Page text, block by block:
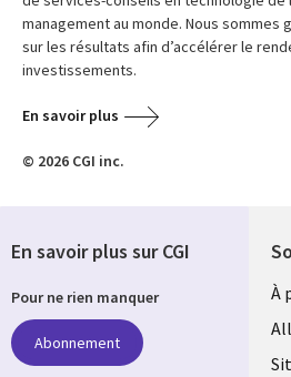
management au monde. Nous sommes
sur les résultats afin d’accélérer le
investissements.
En savoir plus
© 2026 CGI inc.
À
En savoir plus sur CGI
Pour ne rien manquer
Abonnement